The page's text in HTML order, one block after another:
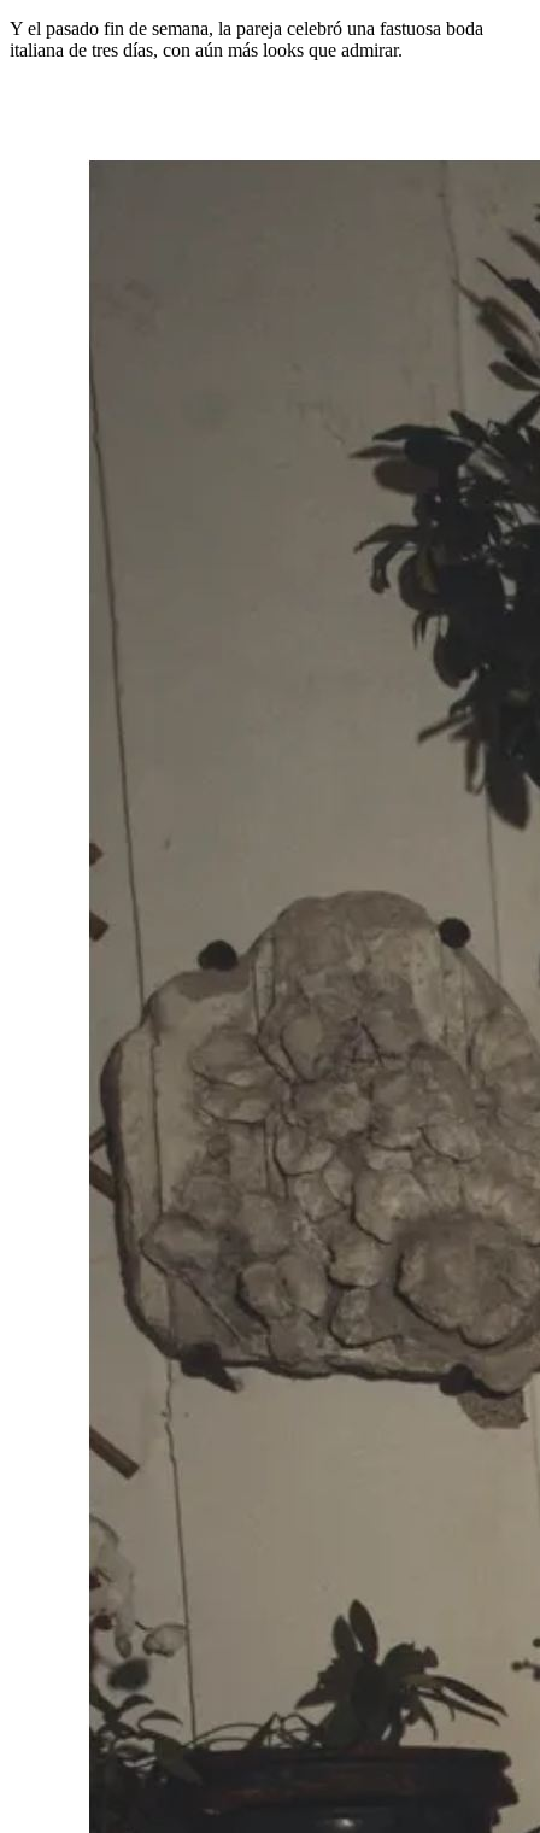
Y el pasado fin de semana, la pareja celebró una fastuosa boda
italiana de tres días, con aún más looks que admirar.